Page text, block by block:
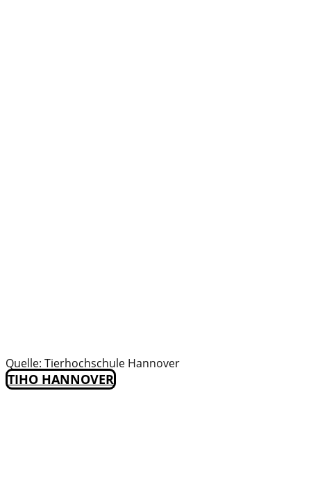
Quelle: Tierhochschule Hannover
TIHO HANNOVER